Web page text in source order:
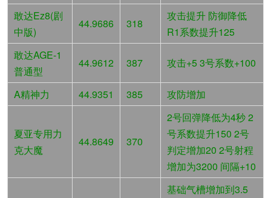
敢达Ez8(剧
中版)
44.9686 318
攻击提升 防御降低
R1系数提升125
敢达AGE-1
普通型
44.9612 387 攻击+5 3号系数+100
A精神力 44.9351 385 攻防增加
夏亚专用力
克大魔
44.8649 370
2号回弹降低为4秒 2
号系数提升150 2号
判定增加20 2号射程
增加为3200 间隔+10
基础气槽增加到3.5